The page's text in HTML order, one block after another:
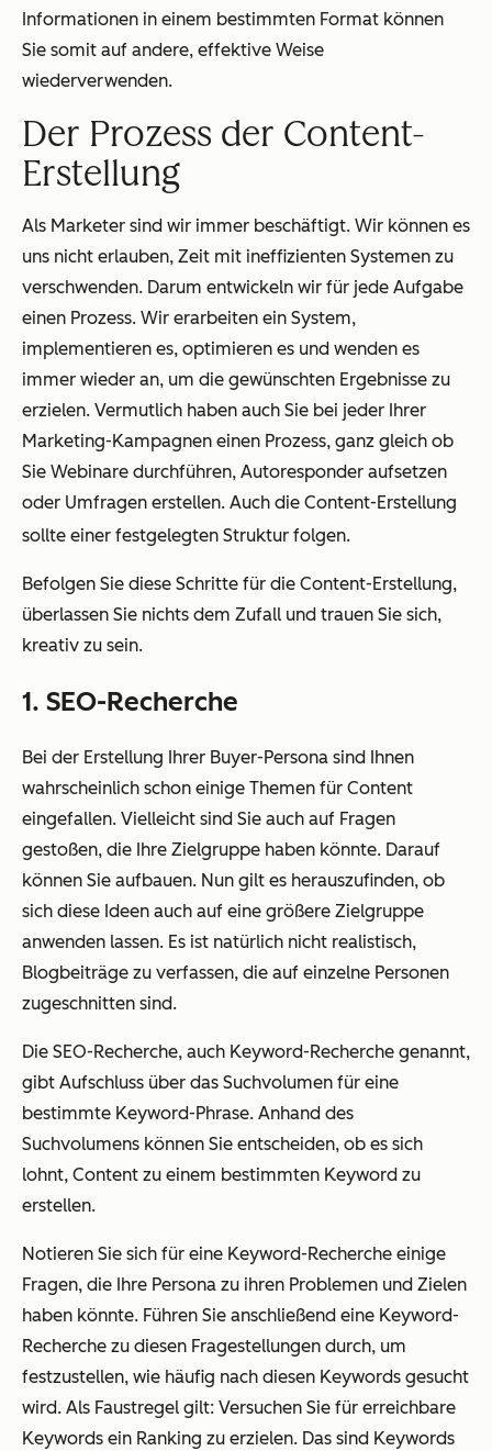
Informationen in einem bestimmten Format können
Sie somit auf andere, effektive Weise
wiederverwenden.
Der Prozess der Content-
Erstellung
Als Marketer sind wir immer beschäftigt. Wir können es
uns nicht erlauben, Zeit mit ineffizienten Systemen zu
verschwenden. Darum entwickeln wir für jede Aufgabe
einen Prozess. Wir erarbeiten ein System,
implementieren es, optimieren es und wenden es
immer wieder an, um die gewünschten Ergebnisse zu
erzielen. Vermutlich haben auch Sie bei jeder Ihrer
Marketing-Kampagnen einen Prozess, ganz gleich ob
Sie Webinare durchführen, Autoresponder aufsetzen
oder Umfragen erstellen. Auch die Content-Erstellung
sollte einer festgelegten Struktur folgen.
Befolgen Sie diese Schritte für die Content-Erstellung,
überlassen Sie nichts dem Zufall und trauen Sie sich,
kreativ zu sein.
1. SEO-Recherche
Bei der Erstellung Ihrer Buyer-Persona sind Ihnen
wahrscheinlich schon einige Themen für Content
eingefallen. Vielleicht sind Sie auch auf Fragen
gestoßen, die Ihre Zielgruppe haben könnte. Darauf
können Sie aufbauen. Nun gilt es herauszufinden, ob
sich diese Ideen auch auf eine größere Zielgruppe
anwenden lassen. Es ist natürlich nicht realistisch,
Blogbeiträge zu verfassen, die auf einzelne Personen
zugeschnitten sind.
Die SEO-Recherche, auch Keyword-Recherche genannt,
gibt Aufschluss über das Suchvolumen für eine
bestimmte Keyword-Phrase. Anhand des
Suchvolumens können Sie entscheiden, ob es sich
lohnt, Content zu einem bestimmten Keyword zu
erstellen.
Notieren Sie sich für eine Keyword-Recherche einige
Fragen, die Ihre Persona zu ihren Problemen und Zielen
haben könnte. Führen Sie anschließend eine Keyword-
Recherche zu diesen Fragestellungen durch, um
festzustellen, wie häufig nach diesen Keywords gesucht
wird. Als Faustregel gilt: Versuchen Sie für erreichbare
Keywords ein Ranking zu erzielen. Das sind Keywords